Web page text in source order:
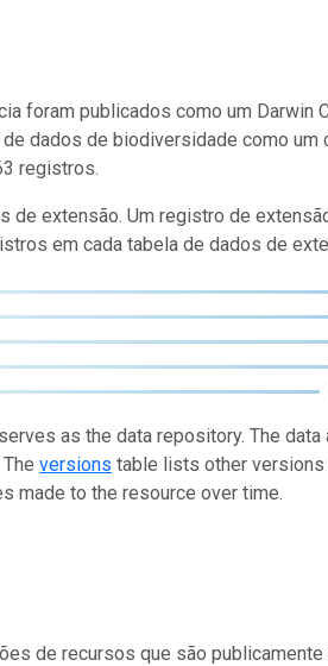
foram publicados como um Darwin
dados de biodiversidade como um
registros.
de extensão. Um registro de
em cada tabela de dados de
as the data repository. The
Theversions table lists other versions
made to the resource over time.
de recursos que são